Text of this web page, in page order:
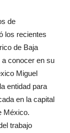
de
los recientes
de Baja
conocer en su
Miguel
entidad para
en la capital
México.
trabajo